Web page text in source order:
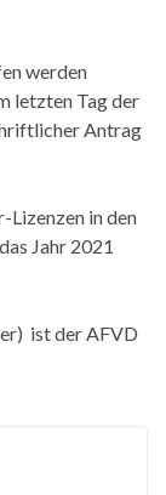
werden
letzten Tag der
Antrag
Lizenzen in den
Jahr 2021
ist der AFVD